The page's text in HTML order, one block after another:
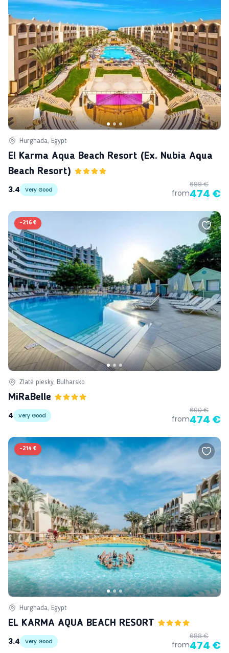
Hurghada, Egypt
El Karma Aqua Beach Resort (ex. Nubia Aqua
Beach Resort)
3.4
Very Good from
688 €
474 €
-216 €
Zlaté piesky, Bulharsko
MiRaBelle
4
Very Good from
690 €
474 €
-214 €
Hurghada, Egypt
EL KARMA AQUA BEACH RESORT
3.4
Very Good from
688 €
474 €